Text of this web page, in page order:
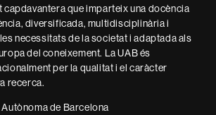
capdavantera que imparteix una docència
diversificada, multidisciplinària i
necessitats de la societat i adaptada als
del coneixement. La UAB és
per la qualitat i el caràcter
recerca.
de Barcelona